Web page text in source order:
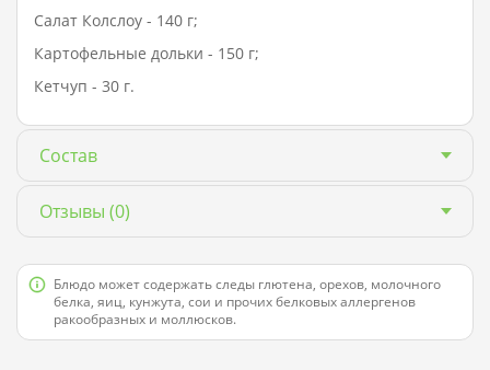
Салат Колслоу - 140 г;
Картофельные дольки - 150 г;
Кетчуп - 30 г.
Состав
Отзывы (0)
Блюдо может содержать следы глютена, орехов, молочного
белка, яиц, кунжута, сои и прочих белковых аллергенов
ракообразных и моллюсков.